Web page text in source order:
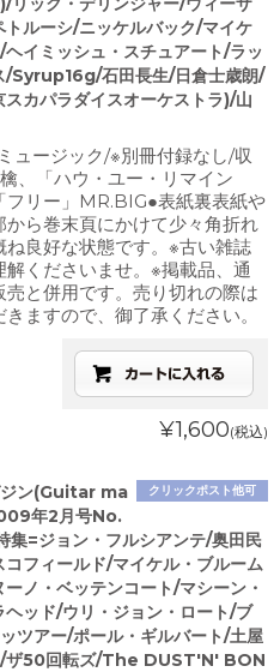
トルーシ/ニッケルバック/マイケ
イミッシュ・スチュアート/ラッ
/Syrup16g/石田長生/日倉士歳朗/
スカパラダイスオーケストラ)/山
ュージック/※別冊付録なし/収
、「ハウ・ユー・リマイン
フリー」MR.BIG●表紙裏表紙や
ら巻末頁にかけて少々角折れ
良好な状態です。※古い雑誌
くださいませ。※掲載品、通
と併用です。売り切れの際は
ますので、御了承ください。
¥1,600(税込)
クリックポスト他可
ジン(Guitar ma
年2月号No.
集=ジョン・フルシアンテ/奥田民
フィールド/マイケル・ブルーム
ノ・ベッテンコート/マシーン・
ッド/ウリ・ジョン・ロート/ブ
ツアー/ポール・ギルバート/土屋
50回転ズ/The DUST'N' BON